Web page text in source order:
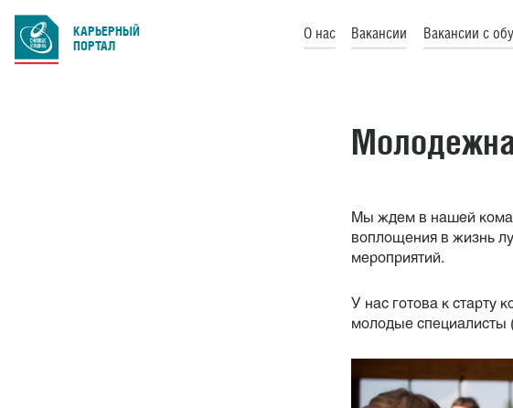
КАРЬЕРНЫЙ
ПОРТАЛ
О нас Вакансии Вакансии с
Мы ждем в нашей
воплощения в жизнь
мероприятий.
У нас готова к старту
молодые специалисты